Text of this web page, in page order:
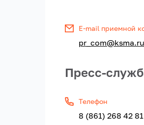
E-mail приемной
pr_com@ksma.ru
Пресс-
Телефон
8 (861) 268 42 81